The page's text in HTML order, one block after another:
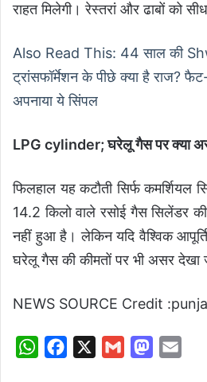
राहत मिलेगी। रेस्तरां और ढाबों को
Also Read This: 44 साल की
ट्रांसफॉर्मेशन के पीछे क्या है राज?
अपनाया ये सिंपल
LPG cylinder; घरेलू गैस पर क्या
फिलहाल यह कटौती सिर्फ कमर्शियल
14.2 किलो वाले रसोई गैस सिलेंडर
नहीं हुआ है। लेकिन यदि वैश्विक
घरेलू गैस की कीमतों पर भी असर देखा
NEWS SOURCE Credit
W
M